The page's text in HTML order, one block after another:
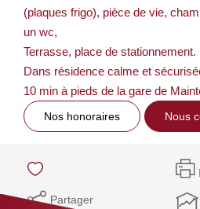
(plaques frigo), pièce de vie,
un wc,
Terrasse, place de stationnement.
Dans résidence calme et
10 min à pieds de la gare de
Nos honoraires Nous
Partager